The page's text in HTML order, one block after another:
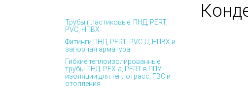
Трубы пластиковые: ПНД, PERT,
PVC, НПВХ
Фитинги ПНД, PERT, PVC-U, НПВХ и
запорная арматура
Гибкие теплоизолированные
трубы ПНД, PEX-а, PERT в ППУ
изоляции для теплотрасс, ГВС и
отопления